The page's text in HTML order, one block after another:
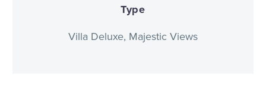
Type
Villa Deluxe, Majestic Views